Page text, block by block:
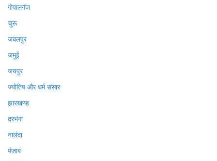
गोपालगंज
चुरू
जबलपुर
जमुई
जयपुर
ज्योतिष और धर्म संसार
झारखण्ड
दरभंगा
नालंदा
पंजाब